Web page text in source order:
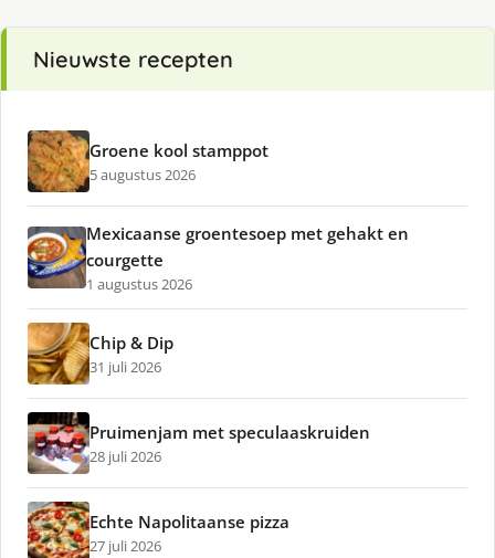
Nieuwste recepten
Groene kool stamppot
5 augustus 2026
Mexicaanse groentesoep met gehakt en
courgette
1 augustus 2026
Chip & Dip
31 juli 2026
Pruimenjam met speculaaskruiden
28 juli 2026
Echte Napolitaanse pizza
27 juli 2026